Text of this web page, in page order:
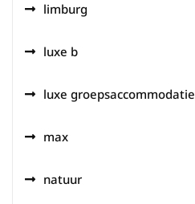
limburg
luxe b
luxe groepsaccommodatie
max
natuur